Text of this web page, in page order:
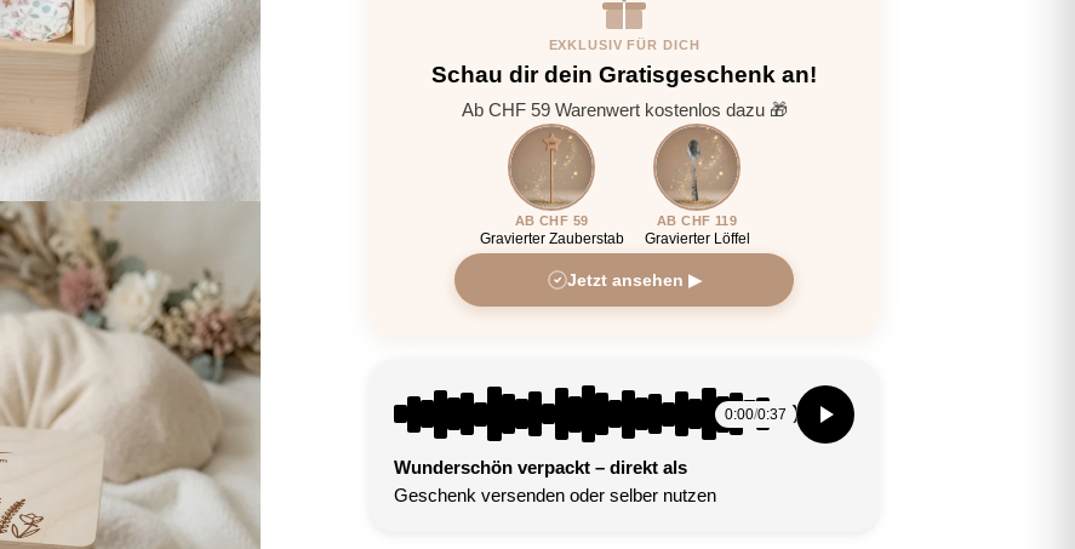
EXKLUSIV FÜR DICH
Schau dir dein Gratisgeschenk an!
Ab CHF 59 Warenwert kostenlos dazu 🎁
AB CHF 59
Gravierter Zauberstab
AB CHF 119
Gravierter Löffel
Jetzt ansehen ▶
0:00/0:37
Wunderschön verpackt – direkt als
Geschenk versenden oder selber nutzen